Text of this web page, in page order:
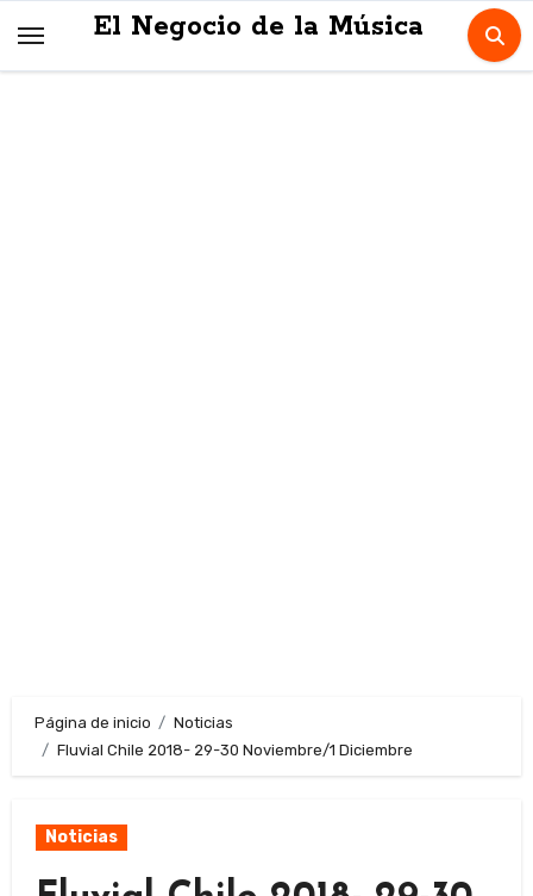
El Negocio de la Música
Página de inicio
Noticias
Fluvial Chile 2018- 29-30 Noviembre/1 Diciembre
Noticias